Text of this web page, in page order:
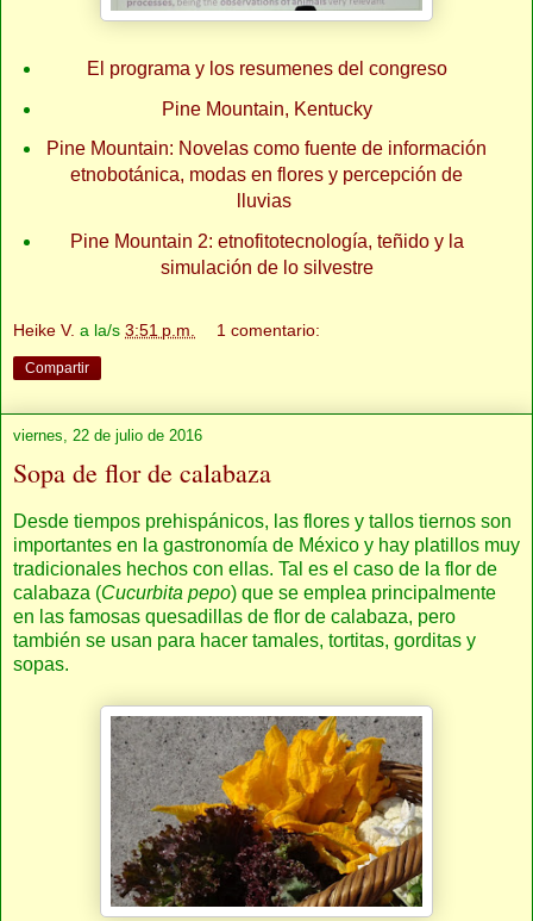
El programa y los resumenes del congreso
Pine Mountain, Kentucky
Pine Mountain: Novelas como fuente de información
etnobotánica, modas en flores y percepción de
lluvias
Pine Mountain 2: etnofitotecnología, teñido y la
simulación de lo silvestre
Heike V. a la/s 3:51 p.m. 1 comentario:
Compartir
viernes, 22 de julio de 2016
Sopa de flor de calabaza
Desde tiempos prehispánicos, las flores y tallos tiernos son
importantes en la gastronomía de México y hay platillos muy
tradicionales hechos con ellas. Tal es el caso de la flor de
calabaza (Cucurbita pepo) que se emplea principalmente
en las famosas quesadillas de flor de calabaza, pero
también se usan para hacer tamales, tortitas, gorditas y
sopas.